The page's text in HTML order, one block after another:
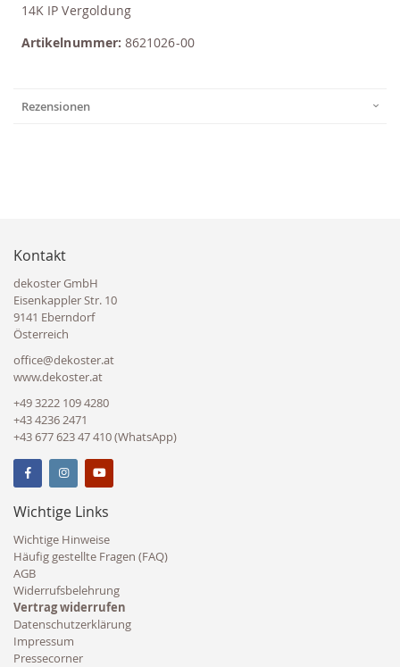
14K IP Vergoldung
Artikelnummer:8621026-00
Rezensionen
Kontakt
dekoster GmbH
Eisenkappler Str. 10
9141 Eberndorf
Österreich
office@dekoster.at
www.dekoster.at
+49 3222 109 4280
+43 4236 2471
+43 677 623 47 410 (WhatsApp)
Wichtige Links
Wichtige Hinweise
Häufig gestellte Fragen (FAQ)
AGB
Widerrufsbelehrung
Vertrag widerrufen
Datenschutzerklärung
Impressum
Pressecorner